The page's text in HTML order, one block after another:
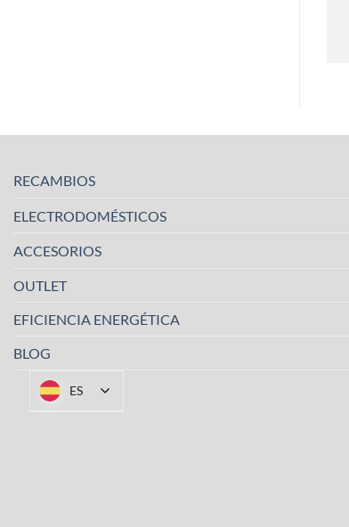
RECAMBIOS
ELECTRODOMÉSTICOS
ACCESORIOS
OUTLET
EFICIENCIA ENERGÉTICA
BLOG
ES